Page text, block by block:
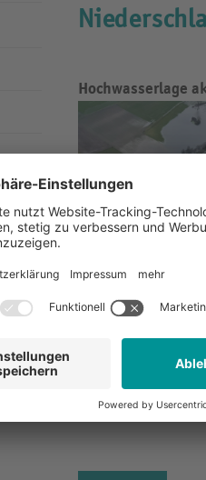
Hochwasserlage
Nach den
heute zunächst
auf einem hohen
An der Glenne